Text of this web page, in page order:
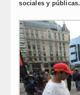
sociales y públicas.